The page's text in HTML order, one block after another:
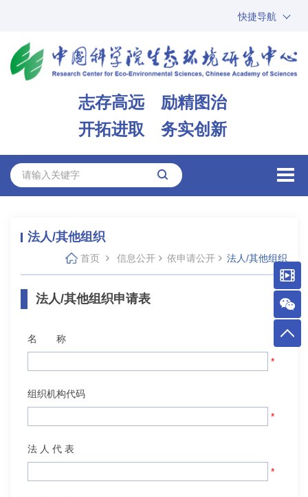
快捷导航
ARP
邮箱
志存高远 励精图治
开拓进取 务实创新
法人/其他组织
首页 信息公开 依申请公开 法人/其他组织
法人/其他组织申请表
名 称
*
组织机构代码
*
法 人 代 表
*